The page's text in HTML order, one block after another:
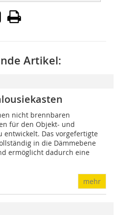
Artikel:
nicht brennbaren
für den Objekt- und
entwickelt. Das vorgefertigte
in die Dämmebene
ermöglicht dadurch eine
mehr